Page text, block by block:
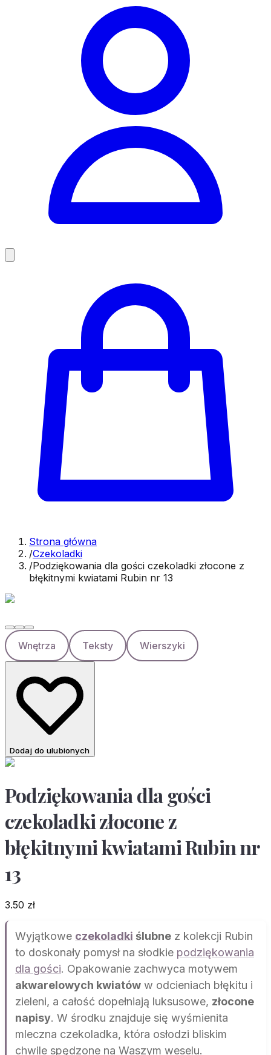
Strona główna
/Czekoladki
/Podziękowania dla gości czekoladki złocone z
błękitnymi kwiatami Rubin nr 13
Wnętrza Teksty Wierszyki
Dodaj do ulubionych
Podziękowania dla gości
czekoladki złocone z
błękitnymi kwiatami Rubin nr
13
3.50 zł
Wyjątkowe czekoladki ślubne z kolekcji Rubin
to doskonały pomysł na słodkie podziękowania
dla gości. Opakowanie zachwyca motywem
akwarelowych kwiatów w odcieniach błękitu i
zieleni, a całość dopełniają luksusowe, złocone
napisy. W środku znajduje się wyśmienita
mleczna czekoladka, która osłodzi bliskim
chwile spędzone na Waszym weselu.